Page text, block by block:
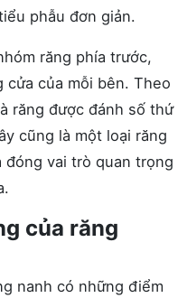
phẫu đơn giản.
răng phía trước,
của mỗi bên. Theo
răng được đánh số thứ
cũng là một loại răng
vai trò quan trọng
của răng
nanh có những điểm